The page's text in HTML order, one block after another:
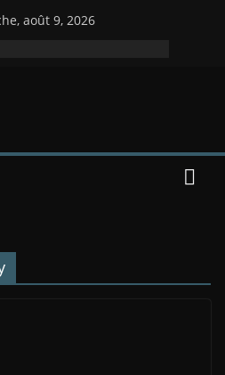
août 9, 2026